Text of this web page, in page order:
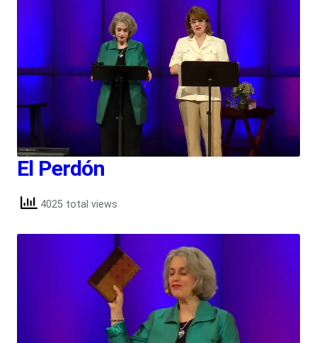
El Perdón
4025 total views